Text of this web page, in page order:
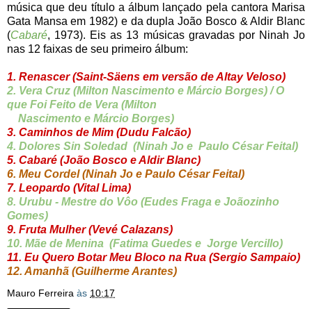
música que deu título a álbum lançado pela cantora Marisa
Gata Mansa em 1982) e da dupla João Bosco & Aldir Blanc
(Cabaré, 1973). Eis as 13 músicas gravadas por Ninah Jo
nas 12 faixas de seu primeiro álbum:
1. Renascer (Saint-Säens em versão de Altay Veloso)
2. Vera Cruz (Milton Nascimento e Márcio Borges) / O
que Foi Feito de Vera (Milton
Nascimento e Márcio Borges)
3. Caminhos de Mim (Dudu Falcão)
4. Dolores Sin Soledad (Ninah Jo e Paulo César Feital)
5. Cabaré (João Bosco e Aldir Blanc)
6. Meu Cordel (Ninah Jo e Paulo César Feital)
7. Leopardo (Vital Lima)
8. Urubu - Mestre do Vôo (Eudes Fraga e Joãozinho
Gomes)
9. Fruta Mulher (Vevé Calazans)
10. Mãe de Menina (Fatima Guedes e Jorge Vercillo)
11. Eu Quero Botar Meu Bloco na Rua (Sergio Sampaio)
12. Amanhã (Guilherme Arantes)
Mauro Ferreira às 10:17